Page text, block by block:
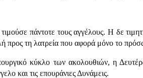
πάντοτε τους αγγέλους. Η δε
προς τη λατρεία που αφορά μόνο το
κύκλο των ακολουθιών, η
και τις επουράνιες Δυνάμεις.